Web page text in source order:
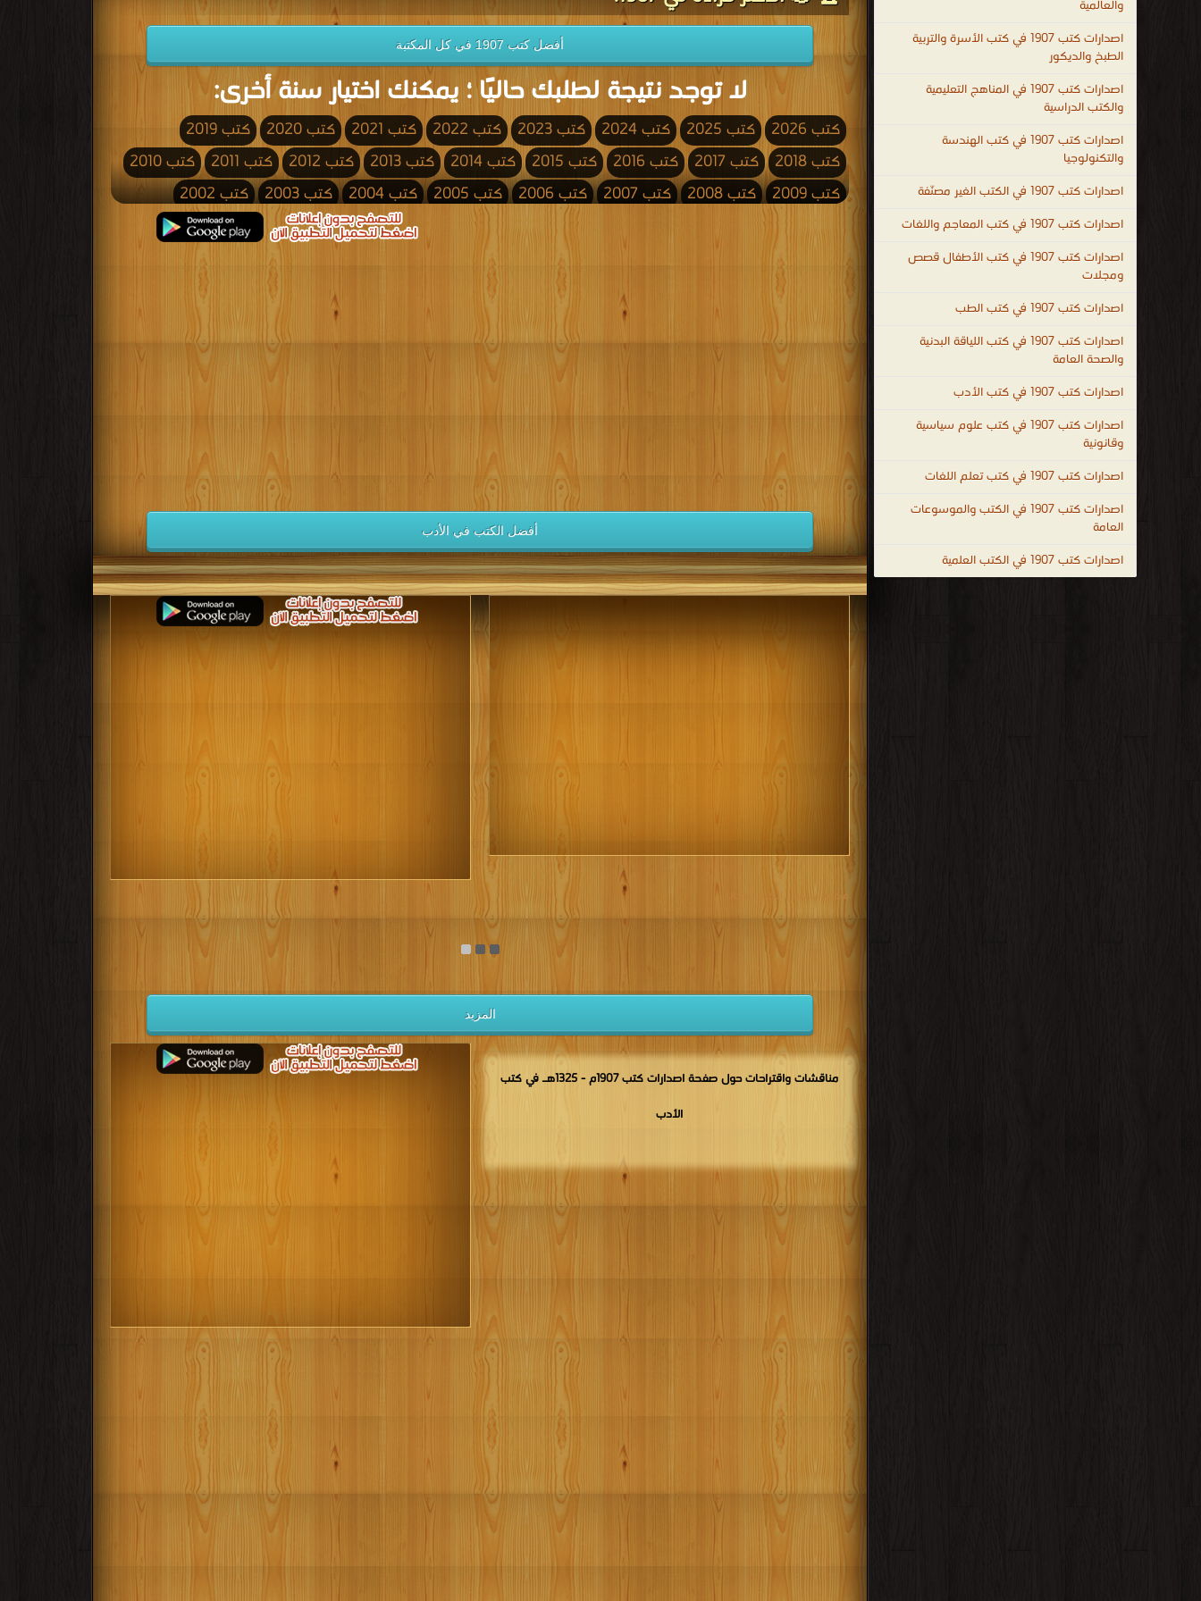
والعالمية
اصدارات كتب 1907 في كتب الأسرة والتربية
الطبخ والديكور
اصدارات كتب 1907 في المناهج التعليمية
والكتب الدراسية
اصدارات كتب 1907 في كتب الهندسة
والتكنولوجيا
اصدارات كتب 1907 في الكتب الغير مصنّفة
اصدارات كتب 1907 في كتب المعاجم واللغات
اصدارات كتب 1907 في كتب الأطفال قصص
ومجلات
اصدارات كتب 1907 في كتب الطب
اصدارات كتب 1907 في كتب اللياقة البدنية
والصحة العامة
اصدارات كتب 1907 في كتب الأدب
اصدارات كتب 1907 في كتب علوم سياسية
وقانونية
اصدارات كتب 1907 في كتب تعلم اللغات
اصدارات كتب 1907 في الكتب والموسوعات
العامة
اصدارات كتب 1907 في الكتب العلمية
أفضل كتب 1907 في كل المكتبة
لا توجد نتيجة لطلبك حاليًا ؛ يمكنك اختيار سنة أخرى:
كتب 2026 كتب 2025 كتب 2024 كتب 2023 كتب 2022 كتب 2021 كتب 2020
كتب 2019
كتب 2018
كتب 2017 كتب 2016 كتب 2015 كتب 2014 كتب 2013 كتب 2012 كتب 2011
كتب 2010
كتب 2009
كتب 2008 كتب 2007 كتب 2006 كتب 2005 كتب 2004 كتب 2003
كتب 2002
كتب 2001
كتب 1998 كتب 1997 كتب 1996 كتب 1995 كتب 1994
كتب 1993
كتب 1989 كتب 1988 كتب 1985
كتب 1984
كتب 1979 كتب 1977 كتب 1976
كتب 1975
كتب 1974
كتب 1971 كتب 1970 كتب 1969 كتب 1968 كتب 1967
كتب 1966
كتب 1965
كتب 1962 كتب 1961 كتب 1960 كتب 1959 كتب 1958
كتب 1957
كتب 1952 كتب 1949
كتب 1948
كتب 1938
كتب 1935 كتب 1934 كتب 1931
كتب 1930
كتب 1929
كتب 1926 كتب 1925 كتب 1924 كتب 1923 كتب 1922
كتب 1921
كتب 1920
كتب 1919 كتب 1918 كتب 1917 كتب 1916 كتب 1915 كتب 1914 كتب 1913
كتب 1912
كتب 1911
كتب 1910 كتب 1909 كتب 1908 كتب 1907 كتب 1906 كتب 1905 كتب 1904
كتب 1903
كتب 1902
كتب 1901 كتب 1900
أفضل الكتب في الأدب
مكتبة تحميل الكتب مجانا
المزيد
مناقشات واقتراحات حول صفحة اصدارات كتب 1907م - 1325هـ في كتب
الأدب